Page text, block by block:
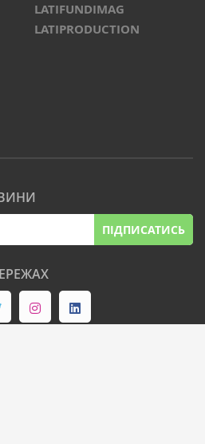
LATIFUNDIMAG
LATIPRODUCTION
ПІДПИСАТИСЬ